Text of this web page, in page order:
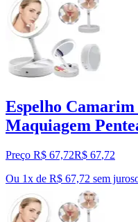
Espelho
Maquiagem
Preço R$ 67,72R$ 67,72
Ou 1x de R$ 67,72 sem juros